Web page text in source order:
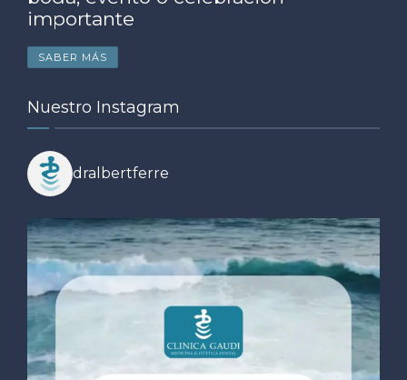
importante
SABER MÁS
Nuestro Instagram
dralbertferre